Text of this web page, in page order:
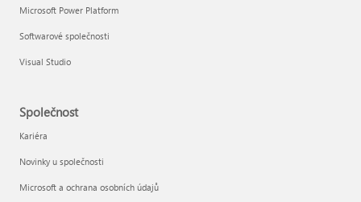
Microsoft Power Platform
Softwarové společnosti
Visual Studio
Společnost
Kariéra
Novinky u společnosti
Microsoft a ochrana osobních údajů